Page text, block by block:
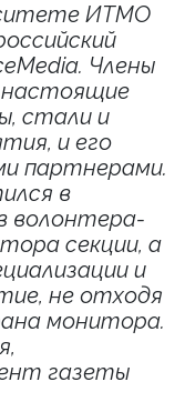
ИТМО
Члены
настоящие
стали и
и его
партнерами.
в
волонтера-
секции, а
и
не отходя
монитора.
газеты